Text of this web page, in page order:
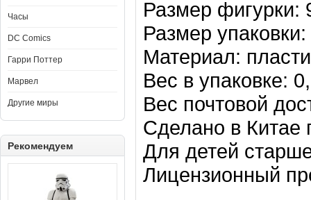
Часы
DC Comics
Гарри Поттер
Марвел
Другие миры
Рекомендуем
Размер
Размер
Материал:
Вес в упаковке:
Вес почтовой
Сделано в Китае
Для детей
Лицензионный